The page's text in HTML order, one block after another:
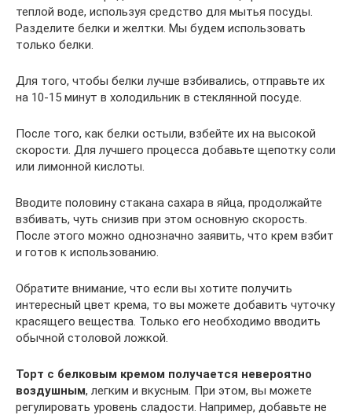
теплой воде, используя средство для мытья посуды.
Разделите белки и желтки. Мы будем использовать
только белки.
Для того, чтобы белки лучше взбивались, отправьте их
на 10-15 минут в холодильник в стеклянной посуде.
После того, как белки остыли, взбейте их на высокой
скорости. Для лучшего процесса добавьте щепотку соли
или лимонной кислоты.
Вводите половину стакана сахара в яйца, продолжайте
взбивать, чуть снизив при этом основную скорость.
После этого можно однозначно заявить, что крем взбит
и готов к использованию.
Обратите внимание, что если вы хотите получить
интересный цвет крема, то вы можете добавить чуточку
красящего вещества. Только его необходимо вводить
обычной столовой ложкой.
Торт с белковым кремом получается невероятно
воздушным, легким и вкусным. При этом, вы можете
регулировать уровень сладости. Например, добавьте не